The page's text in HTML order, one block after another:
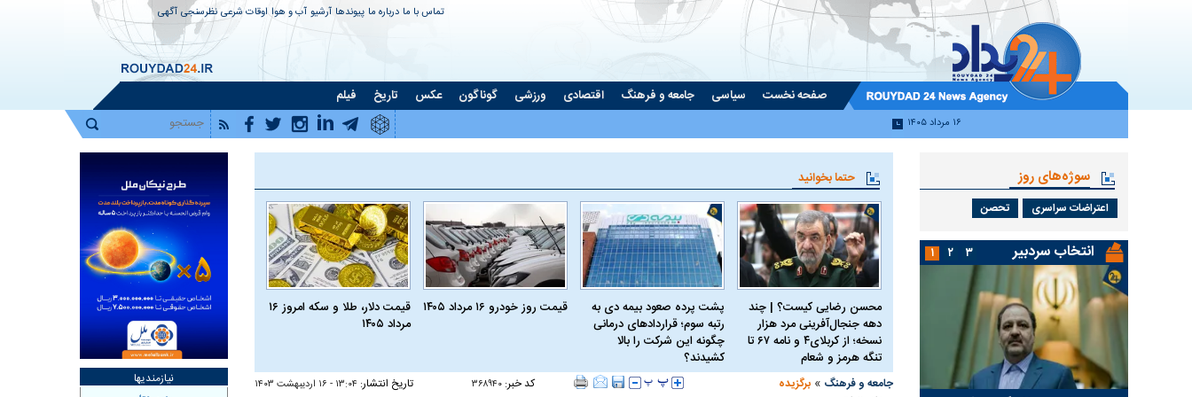
تماس با ما درباره ما پیوندها آرشیو آب و هوا اوقات شرعی نظرسنجی آگهی
صفحه نخست سیاسی جامعه و فرهنگ اقتصادی ورزشی گوناگون عکس تاریخ فیلم
۱۶ مرداد ۱۴۰۵
حتما بخوانید
محسن رضایی کیست؟ | چند
دهه جنجال‌آفرینی مرد هزار
نسخه؛ از کربلای۴ و نامه ۶۷ تا
تنگه هرمز و شعام
پشت پرده صعود بیمه دی به
رتبه سوم؛ قراردادهای درمانی
چگونه این شرکت را بالا
کشیدند؟
قیمت روز خودرو ۱۶ مرداد ۱۴۰۵
قیمت دلار، طلا و سکه امروز ۱۶
مرداد ۱۴۰۵
جامعه و فرهنگ » برگزیده کد خبر:۳۶۸۹۴۰ تاریخ انتشار: ۱۳:۰۴ - ۱۶ ارديبهشت ۱۴۰۳
سوژه‌های روز
اعتراضات سراسری تحصن
انتخاب سردبیر ۱ ۲ ۳
نیازمندیها